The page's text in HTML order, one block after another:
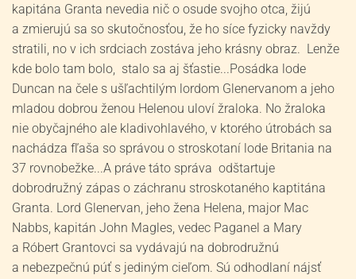
kapitána Granta nevedia nič o osude svojho otca, žijú
a zmierujú sa so skutočnosťou, že ho síce fyzicky navždy
stratili, no v ich srdciach zostáva jeho krásny obraz. Lenže
kde bolo tam bolo, stalo sa aj šťastie...Posádka lode
Duncan na čele s ušľachtilým lordom Glenervanom a jeho
mladou dobrou ženou Helenou uloví žraloka. No žraloka
nie obyčajného ale kladivohlavého, v ktorého útrobách sa
nachádza fľaša so správou o stroskotaní lode Britania na
37 rovnobežke...A práve táto správa odštartuje
dobrodružný zápas o záchranu stroskotaného kaptitána
Granta. Lord Glenervan, jeho žena Helena, major Mac
Nabbs, kapitán John Magles, vedec Paganel a Mary
a Róbert Grantovci sa vydávajú na dobrodružnú
a nebezpečnú púť s jediným cieľom. Sú odhodlaní nájsť